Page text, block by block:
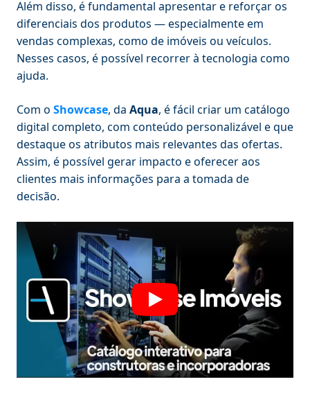
Além disso, é fundamental apresentar e reforçar os
diferenciais dos produtos — especialmente em
vendas complexas, como de imóveis ou veículos.
Nesses casos, é possível recorrer à tecnologia como
ajuda.
Com o Showcase, da Aqua, é fácil criar um catálogo
digital completo, com conteúdo personalizável e que
destaque os atributos mais relevantes das ofertas.
Assim, é possível gerar impacto e oferecer aos
clientes mais informações para a tomada de
decisão.